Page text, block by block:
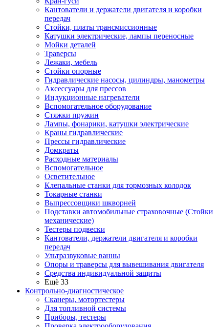
Кантователи и держатели двигателя и коробки
передач
Стойки, платы трансмиссионные
Катушки электрические, лампы переносные
Мойки деталей
Траверсы
Лежаки, мебель
Стойки опорные
Гидравлические насосы, цилиндры, манометры
Аксессуары для прессов
Индукционные нагреватели
Вспомогательное оборудование
Стяжки пружин
Лампы, фонарики, катушки электрические
Краны гидравлические
Прессы гидравлические
Домкраты
Расходные материалы
Вспомогательное
Осветительное
Клепальные станки для тормозных колодок
Токарные станки
Выпрессовщики шкворней
Подставки автомобильные страховочные (Стойки
механические)
Тестеры подвески
Кантователи, держатели двигателя и коробки
передач
Ультразвуковые ванны
Опоры и траверсы для вывешивания двигателя
Средства индивидуальной защиты
Ещё 33
Контрольно-диагностическое
Сканеры, мотортестеры
Для топливной системы
Приборы, тестеры